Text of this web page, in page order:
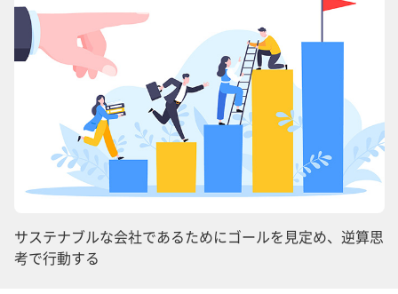
サステナブルな会社であるためにゴールを見定め、逆算思
考で行動する